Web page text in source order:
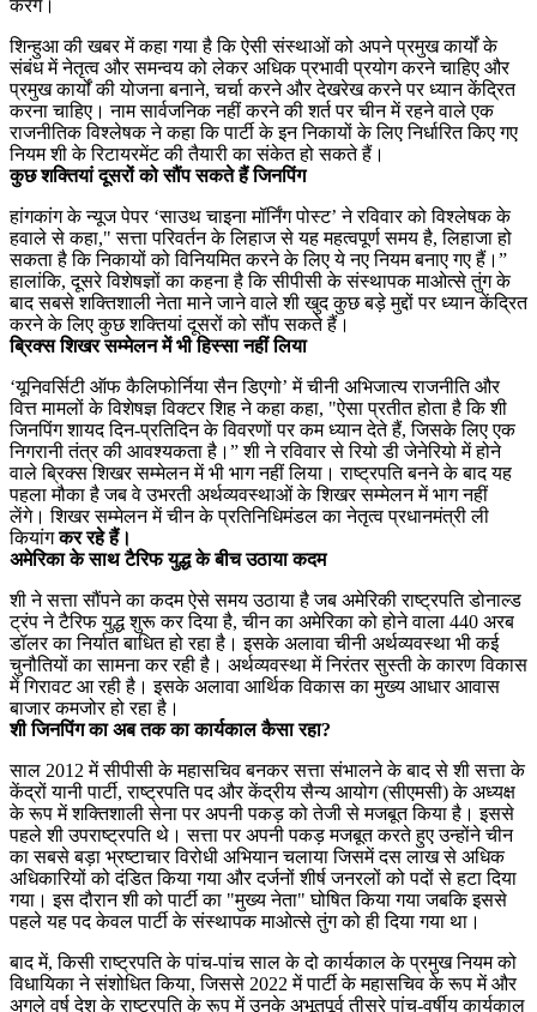
करेंगे।
शिन्हुआ की खबर में कहा गया है कि ऐसी संस्थाओं को अपने प्रमुख कार्यों के
संबंध में नेतृत्व और समन्वय को लेकर अधिक प्रभावी प्रयोग करने चाहिए और
प्रमुख कार्यों की योजना बनाने, चर्चा करने और देखरेख करने पर ध्यान केंद्रित
करना चाहिए। नाम सार्वजनिक नहीं करने की शर्त पर चीन में रहने वाले एक
राजनीतिक विश्लेषक ने कहा कि पार्टी के इन निकायों के लिए निर्धारित किए गए
नियम शी के रिटायरमेंट की तैयारी का संकेत हो सकते हैं।
कुछ शक्तियां दूसरों को सौंप सकते हैं जिनपिंग
हांगकांग के न्यूज पेपर ‘साउथ चाइना मॉर्निंग पोस्ट’ ने रविवार को विश्लेषक के
हवाले से कहा," सत्ता परिवर्तन के लिहाज से यह महत्वपूर्ण समय है, लिहाजा हो
सकता है कि निकायों को विनियमित करने के लिए ये नए नियम बनाए गए हैं।”
हालांकि, दूसरे विशेषज्ञों का कहना है कि सीपीसी के संस्थापक माओत्से तुंग के
बाद सबसे शक्तिशाली नेता माने जाने वाले शी खुद कुछ बड़े मुद्दों पर ध्यान केंद्रित
करने के लिए कुछ शक्तियां दूसरों को सौंप सकते हैं।
ब्रिक्स शिखर सम्मेलन में भी हिस्सा नहीं लिया
‘यूनिवर्सिटी ऑफ कैलिफोर्निया सैन डिएगो’ में चीनी अभिजात्य राजनीति और
वित्त मामलों के विशेषज्ञ विक्टर शिह ने कहा कहा, "ऐसा प्रतीत होता है कि शी
जिनपिंग शायद दिन-प्रतिदिन के विवरणों पर कम ध्यान देते हैं, जिसके लिए एक
निगरानी तंत्र की आवश्यकता है।” शी ने रविवार से रियो डी जेनेरियो में होने
वाले ब्रिक्स शिखर सम्मेलन में भी भाग नहीं लिया। राष्ट्रपति बनने के बाद यह
पहला मौका है जब वे उभरती अर्थव्यवस्थाओं के शिखर सम्मेलन में भाग नहीं
लेंगे। शिखर सम्मेलन में चीन के प्रतिनिधिमंडल का नेतृत्व प्रधानमंत्री ली
कियांगकर रहे हैं।
अमेरिका के साथ टैरिफ युद्ध के बीच उठाया कदम
शी ने सत्ता सौंपने का कदम ऐसे समय उठाया है जब अमेरिकी राष्ट्रपति डोनाल्ड
ट्रंप ने टैरिफ युद्ध शुरू कर दिया है, चीन का अमेरिका को होने वाला 440 अरब
डॉलर का निर्यात बाधित हो रहा है। इसके अलावा चीनी अर्थव्यवस्था भी कई
चुनौतियों का सामना कर रही है। अर्थव्यवस्था में निरंतर सुस्ती के कारण विकास
में गिरावट आ रही है। इसके अलावा आर्थिक विकास का मुख्य आधार आवास
बाजार कमजोर हो रहा है।
शी जिनपिंग का अब तक का कार्यकाल कैसा रहा?
साल 2012 में सीपीसी के महासचिव बनकर सत्ता संभालने के बाद से शी सत्ता के
केंद्रों यानी पार्टी, राष्ट्रपति पद और केंद्रीय सैन्य आयोग (सीएमसी) के अध्यक्ष
के रूप में शक्तिशाली सेना पर अपनी पकड़ को तेजी से मजबूत किया है। इससे
पहले शी उपराष्ट्रपति थे। सत्ता पर अपनी पकड़ मजबूत करते हुए उन्होंने चीन
का सबसे बड़ा भ्रष्टाचार विरोधी अभियान चलाया जिसमें दस लाख से अधिक
अधिकारियों को दंडित किया गया और दर्जनों शीर्ष जनरलों को पदों से हटा दिया
गया। इस दौरान शी को पार्टी का "मुख्य नेता" घोषित किया गया जबकि इससे
पहले यह पद केवल पार्टी के संस्थापक माओत्से तुंग को ही दिया गया था।
बाद में, किसी राष्ट्रपति के पांच-पांच साल के दो कार्यकाल के प्रमुख नियम को
विधायिका ने संशोधित किया, जिससे 2022 में पार्टी के महासचिव के रूप में और
अगले वर्ष देश के राष्ट्रपति के रूप में उनके अभूतपूर्व तीसरे पांच-वर्षीय कार्यकाल